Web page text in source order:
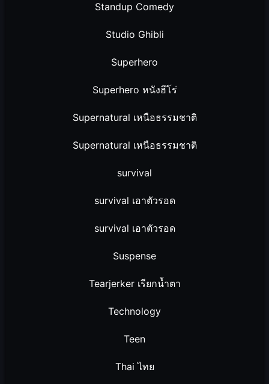
Standup Comedy
Studio Ghibli
Superhero
Superhero หนังฮีโร่
Supernatural เหนือธรรมชาติ
Supernatural เหนือธรรมชาติ
survival
survival เอาตัวรอด
survival เอาตัวรอด
Suspense
Tearjerker เรียกน้ำตา
Technology
Teen
Thai ไทย